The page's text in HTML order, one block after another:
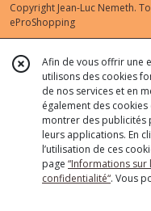
Copyright Jean-Luc Nemeth.
eProShopping
Afin de vous offrir une
utilisons des cookies
de nos services et en
également des
montrer des publicités
leurs applications. En
l’utilisation de ces
page “Informations sur
confidentialité“. Vous